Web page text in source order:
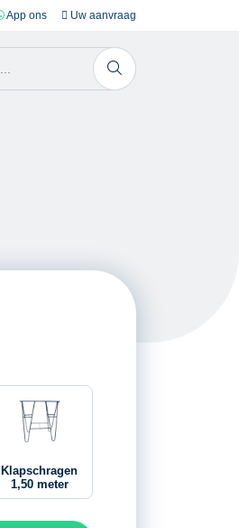
App ons Uw aanvraag
Klapschragen
1,50 meter